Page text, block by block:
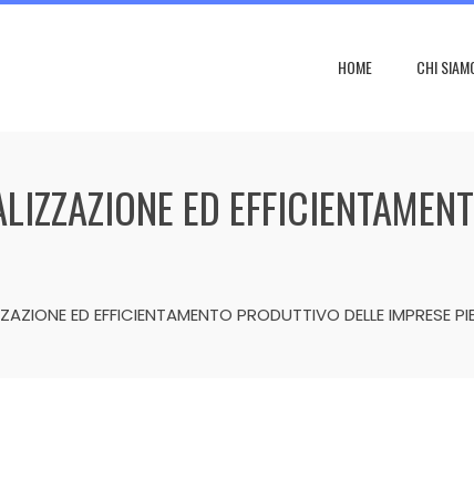
HOME CHI
ED
ED EFFICIENTAMENTO PRODUTTIVO DELLE IMPRESE